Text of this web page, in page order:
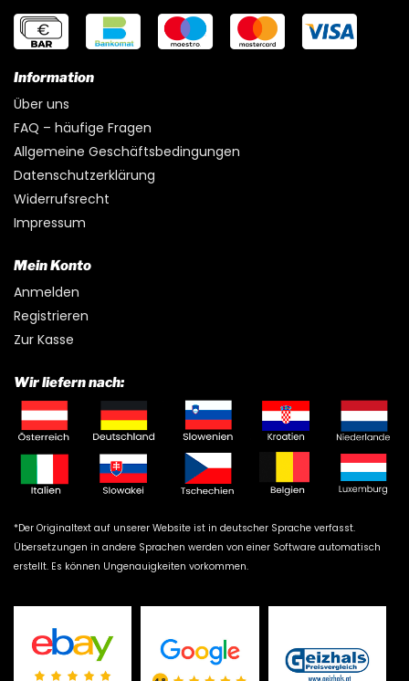
Information
Über uns
FAQ – häufige Fragen
Allgemeine Geschäftsbedingungen
Datenschutzerklärung
Widerrufsrecht
Impressum
Mein Konto
Anmelden
Registrieren
Zur Kasse
Wir liefern nach:
*Der Originaltext auf unserer Website ist in deutscher Sprache verfasst.
Übersetzungen in andere Sprachen werden von einer Software automatisch
erstellt. Es können Ungenauigkeiten vorkommen.